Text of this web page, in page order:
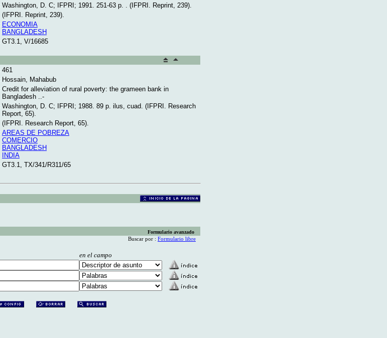
Washington, D. C; IFPRI; 1991. 251-63 p. . (IFPRI. Reprint, 239).
(IFPRI. Reprint, 239).
ECONOMIA
BANGLADESH
GT3.1, V/16685
461
Hossain, Mahabub
Credit for alleviation of rural poverty: the grameen bank in
Bangladesh ..-
Washington, D. C; IFPRI; 1988. 89 p. ilus, cuad. (IFPRI. Research
Report, 65).
(IFPRI. Research Report, 65).
AREAS DE POBREZA
COMERCIO
BANGLADESH
INDIA
GT3.1, TX/341/R311/65
Formulario avanzado
Buscar por : Formulario libre
en el campo